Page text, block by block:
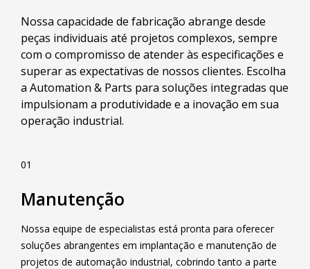
Nossa capacidade de fabricação abrange desde
peças individuais até projetos complexos, sempre
com o compromisso de atender às especificações e
superar as expectativas de nossos clientes. Escolha
a Automation & Parts para soluções integradas que
impulsionam a produtividade e a inovação em sua
operação industrial.
01
Manutenção
Nossa equipe de especialistas está pronta para oferecer
soluções abrangentes em implantação e manutenção de
projetos de automação industrial, cobrindo tanto a parte